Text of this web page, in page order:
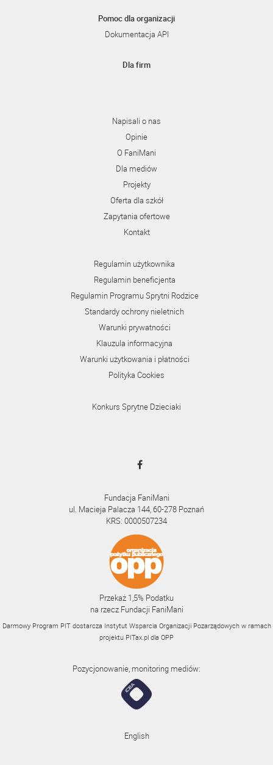
Pomoc dla organizacji
Dokumentacja API
Dla firm
Napisali o nas
Opinie
O FaniMani
Dla mediów
Projekty
Oferta dla szkół
Zapytania ofertowe
Kontakt
Regulamin użytkownika
Regulamin beneficjenta
Regulamin Programu Sprytni Rodzice
Standardy ochrony nieletnich
Warunki prywatności
Klauzula informacyjna
Warunki użytkowania i płatności
Polityka Cookies
Konkurs Sprytne Dzieciaki
Fundacja FaniMani
ul. Macieja Palacza 144, 60-278 Poznań
KRS: 0000507234
Przekaż 1,5% Podatku
na rzecz Fundacji FaniMani
Darmowy Program PIT dostarcza Instytut Wsparcia Organizacji Pozarządowych w ramach
projektu PITax.pl dla OPP
Pozycjonowanie, monitoring mediów:
English